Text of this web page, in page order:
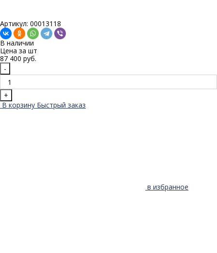
Артикул: 00013118
В наличии
Цена за шт
87 400 руб.
-
+
В корзину Быстрый заказ
в избранное